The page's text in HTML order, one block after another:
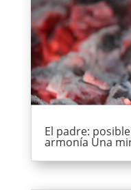
El padre:
armonía Una